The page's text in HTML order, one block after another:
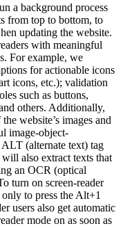
a background process
from top to bottom, to
updating the website.
with meaningful
For example, we
for actionable icons
icons, etc.); validation
such as buttons,
others. Additionally,
website’s images and
image-object-
(alternate text) tag
also extract texts that
an OCR (optical
turn on screen-reader
to press the Alt+1
users also get automatic
mode on as soon as